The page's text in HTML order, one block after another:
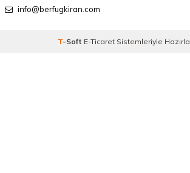
info@berfugkiran.com
T-Soft E-TicaretSistemleriyle